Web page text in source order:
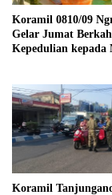
Koramil 0810/09
Gelar Jumat
Kepedulian kepada
Koramil